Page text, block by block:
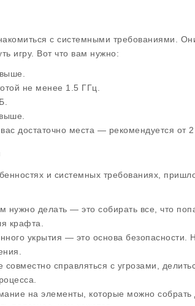
с системными требованиями .
игру. Вот что вам нужно:
не менее 1.5 ГГц.
достаточно места — рекомендуется от
и системных требованиях,
нужно делать — это собирать все, что
крафта.
укрытия — это основа безопасности.
совместно справляться с угрозами,
на элементы, которые можно